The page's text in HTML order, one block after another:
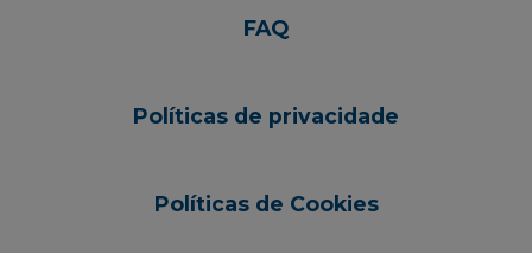
FAQ
Políticas de privacidade
Políticas de Cookies